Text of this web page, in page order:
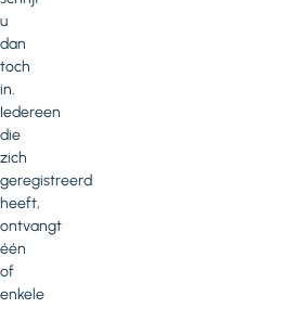
u
dan
toch
in.
Iedereen
die
zich
geregistreerd
heeft,
ontvangt
één
of
enkele